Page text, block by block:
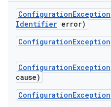
ConfigurationException
Identifier error)
ConfigurationException
ConfigurationException
cause)
ConfigurationException